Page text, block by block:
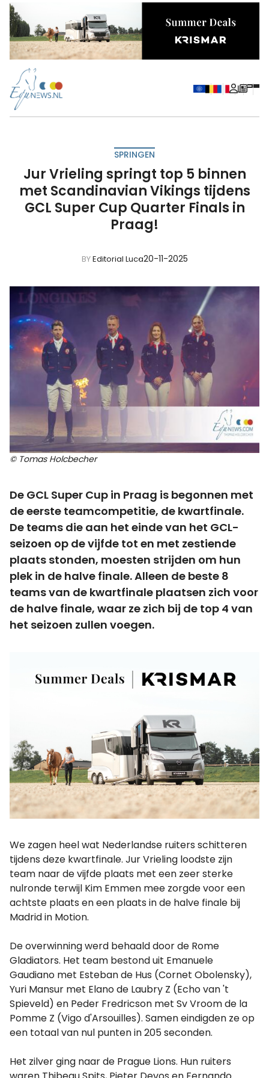
SPRINGEN
Jur Vrieling springt top 5 binnen
met Scandinavian Vikings tijdens
GCL Super Cup Quarter Finals in
Praag!
BYEditorial Luca20-11-2025
© Tomas Holcbecher
De GCL Super Cup in Praag is begonnen met
de eerste teamcompetitie, de kwartfinale.
De teams die aan het einde van het GCL-
seizoen op de vijfde tot en met zestiende
plaats stonden, moesten strijden om hun
plek in de halve finale. Alleen de beste 8
teams van de kwartfinale plaatsen zich voor
de halve finale, waar ze zich bij de top 4 van
het seizoen zullen voegen.
We zagen heel wat Nederlandse ruiters schitteren
tijdens deze kwartfinale. Jur Vrieling loodste zijn
team naar de vijfde plaats met een zeer sterke
nulronde terwijl Kim Emmen mee zorgde voor een
achtste plaats en een plaats in de halve finale bij
Madrid in Motion.
De overwinning werd behaald door de Rome
Gladiators. Het team bestond uit Emanuele
Gaudiano met Esteban de Hus (Cornet Obolensky),
Yuri Mansur met Elano de Laubry Z (Echo van 't
Spieveld) en Peder Fredricson met Sv Vroom de la
Pomme Z (Vigo d'Arsouilles). Samen eindigden ze op
een totaal van nul punten in 205 seconden.
Het zilver ging naar de Prague Lions. Hun ruiters